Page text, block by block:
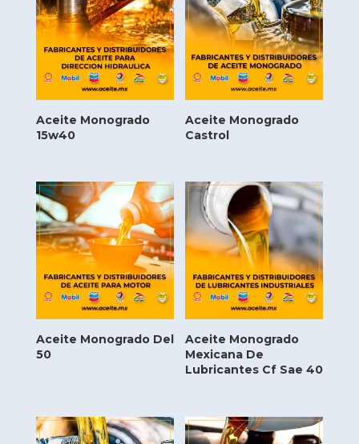
Aceite Monogrado
15w40
Aceite Monogrado
Castrol
Aceite Monogrado Del
50
Aceite Monogrado
Mexicana De
Lubricantes Cf Sae 40